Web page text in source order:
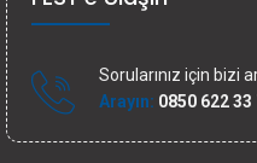
Sorularınız için bizi
Arayın: 0850 622 33